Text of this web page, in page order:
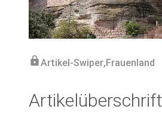
lockArtikel-Swiper,Frauenland
Artikelüberschrift